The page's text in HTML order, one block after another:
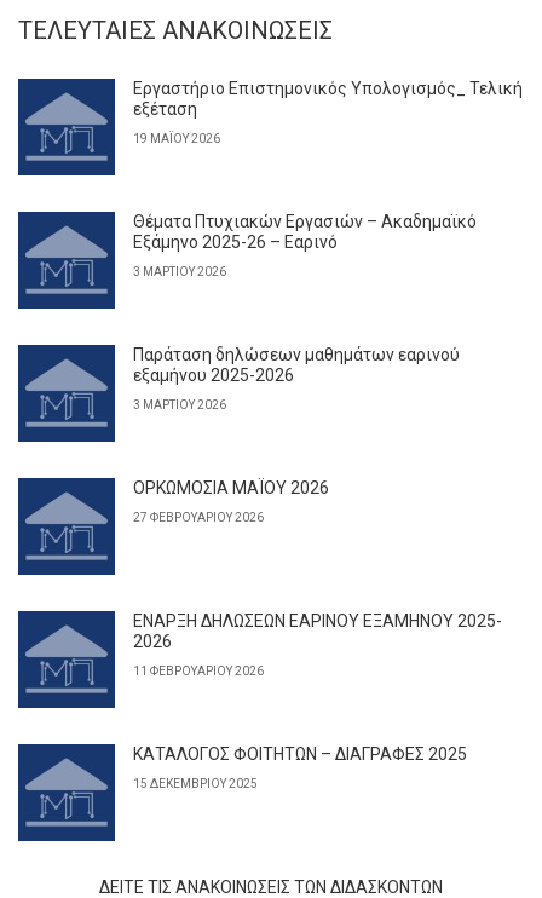
ΤΕΛΕΥΤΑΊΕΣ ΑΝΑΚΟΙΝΏΣΕΙΣ
Εργαστήριο Επιστημονικός Υπολογισμός_ Τελική
εξέταση
19 ΜΑΪ́ΟΥ 2026
Θέματα Πτυχιακών Εργασιών – Ακαδημαϊκό
Εξάμηνο 2025-26 – Εαρινό
3 ΜΑΡΤΊΟΥ 2026
Παράταση δηλώσεων μαθημάτων εαρινού
εξαμήνου 2025-2026
3 ΜΑΡΤΊΟΥ 2026
ΟΡΚΩΜΟΣΙΑ ΜΑΪΟΥ 2026
27 ΦΕΒΡΟΥΑΡΊΟΥ 2026
ΕΝΑΡΞΗ ΔΗΛΩΣΕΩΝ ΕΑΡΙΝΟΥ ΕΞΑΜΗΝΟΥ 2025-
2026
11 ΦΕΒΡΟΥΑΡΊΟΥ 2026
ΚΑΤΑΛΟΓΟΣ ΦΟΙΤΗΤΩΝ – ΔΙΑΓΡΑΦΕΣ 2025
15 ΔΕΚΕΜΒΡΊΟΥ 2025
ΔΕΊΤΕ ΤΙΣ ΑΝΑΚΟΙΝΏΣΕΙΣ ΤΩΝ ΔΙΔΆΣΚΟΝΤΩΝ